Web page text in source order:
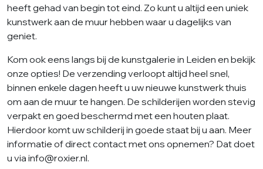
heeft gehad van begin tot eind. Zo kunt u altijd een uniek
kunstwerk aan de muur hebben waar u dagelijks van
geniet.
Kom ook eens langs bij de kunstgalerie in Leiden en bekijk
onze opties! De verzending verloopt altijd heel snel,
binnen enkele dagen heeft u uw nieuwe kunstwerk thuis
om aan de muur te hangen. De schilderijen worden stevig
verpakt en goed beschermd met een houten plaat.
Hierdoor komt uw schilderij in goede staat bij u aan. Meer
informatie of direct contact met ons opnemen? Dat doet
u via info@roxier.nl.